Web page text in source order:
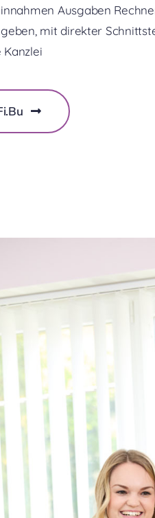
Ausgaben
mit direkter